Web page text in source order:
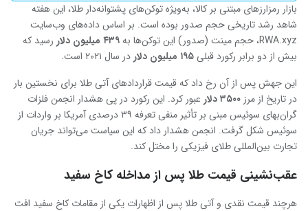
بازار رمزارزهای مبتنی بر کالا، به‌ویژه توکن‌های پشتوانه‌دار طلا، این هفته
شاهد رشد تاریخی حجم صدور بوده است. بر اساس داده‌های وب‌سایت
RWA.xyz، حجم مینت (صدور) این توکن‌ها به
۴۳۹ میلیون دلار
رسید که
بیش از دو برابر رکورد قبلی۱۹۵ میلیون دلار
در سال ۲۰۲۱ است.
این جهش پس از آن رخ داد که قیمت قراردادهای آتی طلا برای نخستین بار
در تاریخ از مرز ۳۵۰۰ دلار
عبور کرد. این رکورد در پی هشدار انجمن فلزات
گران‌بهای سوئیس مبنی بر تأثیر منفی تعرفه ۳۹ درصدی آمریکا بر واردات از
سوئیس شکل گرفت. انجمن هشدار داد که این سیاست می‌تواند جریان
تجارت بین‌المللی طلای فیزیکی را مختل کند.
عقب‌نشینی قیمت طلا پس از مداخله کاخ سفید
هرچند قیمت نقدی و آتی طلا پس از اظهارات یکی از مقامات کاخ سفید افت